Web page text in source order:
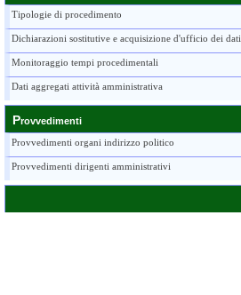
Tipologie di procedimento
Dichiarazioni sostitutive e acquisizione d'ufficio dei dati
Monitoraggio tempi procedimentali
Dati aggregati attività amministrativa
Provvedimenti
Provvedimenti organi indirizzo politico
Provvedimenti dirigenti amministrativi